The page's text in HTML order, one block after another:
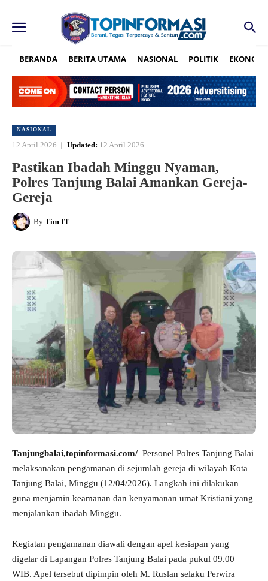
BERANDA BERITA UTAMA NASIONAL POLITIK EKONOMI
NASIONAL
12 April 2026 Updated: 12 April 2026
Pastikan Ibadah Minggu Nyaman,
Polres Tanjung Balai Amankan Gereja-
Gereja
By Tim IT
Tanjungbalai,topinformasi.com/Personel Polres Tanjung Balai
melaksanakan pengamanan di sejumlah gereja di wilayah Kota
Tanjung Balai, Minggu (12/04/2026). Langkah ini dilakukan
guna menjamin keamanan dan kenyamanan umat Kristiani yang
menjalankan ibadah Minggu.
Kegiatan pengamanan diawali dengan apel kesiapan yang
digelar di Lapangan Polres Tanjung Balai pada pukul 09.00
WIB. Apel tersebut dipimpin oleh M. Ruslan selaku Perwira